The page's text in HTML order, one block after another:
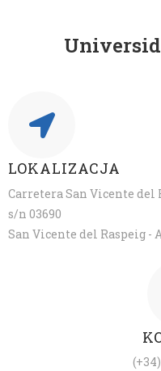
LOKALIZACJA
Carretera San Vicente del
s/n 03690
San Vicente del Raspeig -